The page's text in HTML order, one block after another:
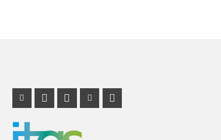
Instagram Profil
Profil Mastodon
LinkedIn Profil
Youtube Profil
RSS-Link